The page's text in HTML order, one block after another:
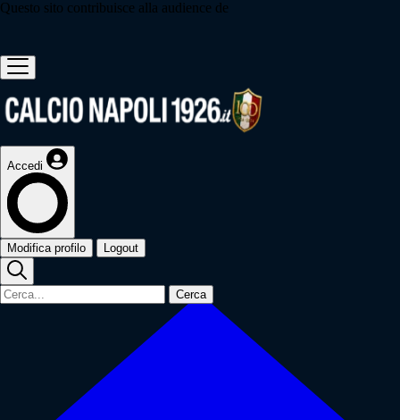
Questo sito contribuisce alla audience de
Accedi
Modifica profilo Logout
Cerca